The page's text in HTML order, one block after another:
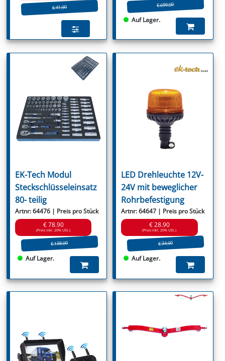
€ 41.90 € 699.00
Auf Lager.
EK-Tech Modul
Steckschlüsseleinsatz
80- teilig
Artnr: 64476 | Preis pro Stück
€ 78.90
(Preis inkl. 20% USt.)
€ 138.00
Auf Lager.
LED Drehleuchte 12V-
24V mit beweglicher
Rohrbefestigung
Artnr: 64647 | Preis pro Stück
€ 28.90
(Preis inkl. 20% USt.)
€ 34.90
Auf Lager.